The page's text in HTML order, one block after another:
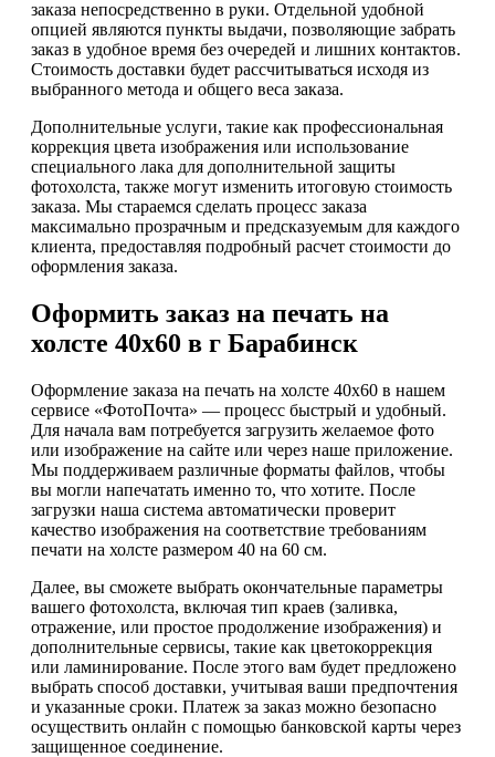
заказа непосредственно в руки. Отдельной удобной
опцией являются пункты выдачи, позволяющие забрать
заказ в удобное время без очередей и лишних контактов.
Стоимость доставки будет рассчитываться исходя из
выбранного метода и общего веса заказа.
Дополнительные услуги, такие как профессиональная
коррекция цвета изображения или использование
специального лака для дополнительной защиты
фотохолста, также могут изменить итоговую стоимость
заказа. Мы стараемся сделать процесс заказа
максимально прозрачным и предсказуемым для каждого
клиента, предоставляя подробный расчет стоимости до
оформления заказа.
Оформить заказ на печать на
холсте 40х60 в г Барабинск
Оформление заказа на печать на холсте 40х60 в нашем
сервисе «ФотоПочта» — процесс быстрый и удобный.
Для начала вам потребуется загрузить желаемое фото
или изображение на сайте или через наше приложение.
Мы поддерживаем различные форматы файлов, чтобы
вы могли напечатать именно то, что хотите. После
загрузки наша система автоматически проверит
качество изображения на соответствие требованиям
печати на холсте размером 40 на 60 см.
Далее, вы сможете выбрать окончательные параметры
вашего фотохолста, включая тип краев (заливка,
отражение, или простое продолжение изображения) и
дополнительные сервисы, такие как цветокоррекция
или ламинирование. После этого вам будет предложено
выбрать способ доставки, учитывая ваши предпочтения
и указанные сроки. Платеж за заказ можно безопасно
осуществить онлайн с помощью банковской карты через
защищенное соединение.